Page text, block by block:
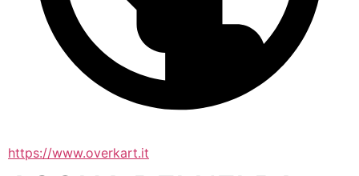
https://www.overkart.it